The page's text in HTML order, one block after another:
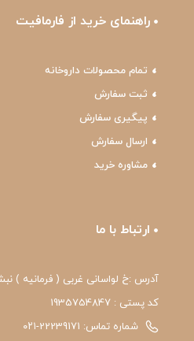
راهنمای خرید از فارمافیت
تمام محصولات داروخانه
ثبت سفارش
پیگیری سفارش
ارسال سفارش
مشاوره خرید
ارتباط با ما
آدرس :خ لواسانی غربی ( فرمانیه )
کد پستی : 1935754847
شماره تماس: 22239171-۰۲۱